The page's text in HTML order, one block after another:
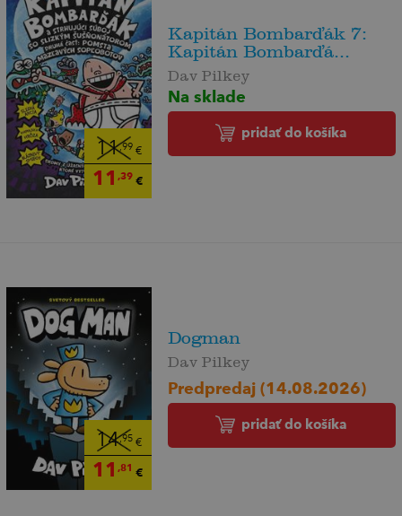
11,99 €
11 ,39€
Kapitán Bombarďák 7:
Kapitán Bombarďá...
Dav Pilkey
Na sklade
pridať do košíka
14,95€
11 ,81 €
Dogman
Dav Pilkey
Predpredaj (14.08.2026)
pridať do košíka